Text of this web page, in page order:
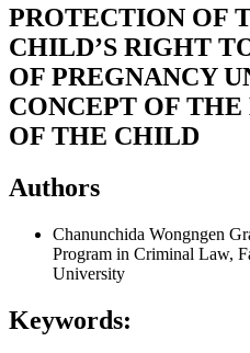
PROTECTION OF
CHILD’S RIGHT
OF PREGNANCY
CONCEPT OF
OF THE CHILD
Authors
Chanunchida Wongngen
Program in Criminal Law,
University
Keywords: